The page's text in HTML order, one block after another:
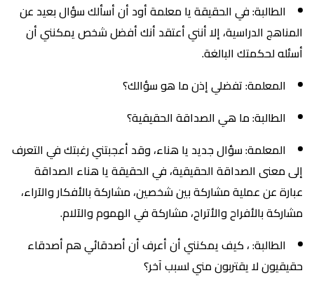
الطالبة: في الحقيقة يا معلمة أود أن أسألك سؤال بعيد عن
المناهج الدراسية، إلا أنني أعتقد أنك أفضل شخص يمكنني أن
أسئله لحكمتك البالغة.
المعلمة: تفضلي إذن ما هو سؤالك؟
الطالبة: ما هي الصداقة الحقيقية؟
المعلمة: سؤال جديد يا هناء، وقد أعجبتني رغبتك في التعرف
إلى معنى الصداقة الحقيقية، في الحقيقة يا هناء الصداقة
عبارة عن عملية مشاركة بين شخصين، مشاركة بالأفكار والآراء،
مشاركة بالأفراح والأتراح، مشاركة في الهموم والآلام.
الطالبة: ، كيف يمكنني أن أعرف أن أصدقائي هم أصدقاء
حقيقيون لا يقتربون مني لسبب آخر؟